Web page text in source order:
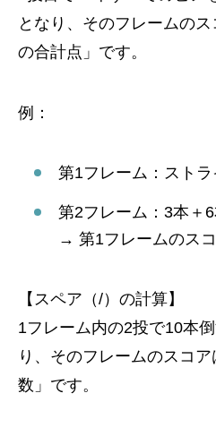
となり、そのフレームの
の合計点」です。
例：
第1フレーム：ストラ
第2フレーム：3本＋
→ 第1フレームのス
【スペア（/）の計算】
1フレーム内の2投で10本
り、そのフレームのスコ
数」です。